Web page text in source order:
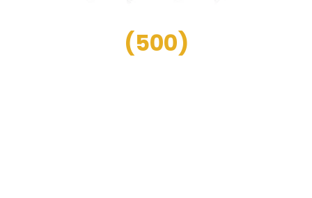
(500)